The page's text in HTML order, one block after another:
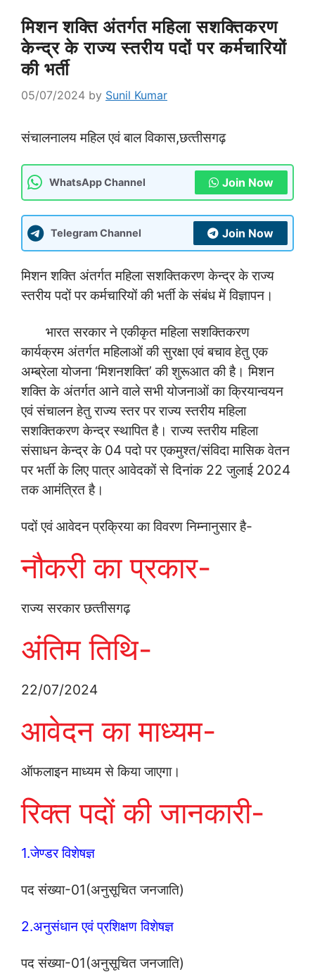
मिशन शक्ति अंतर्गत महिला सशक्तिकरण
केन्‍द्र के राज्‍य स्‍तरीय पदों पर कर्मचारियों
की भर्ती
05/07/2024 by Sunil Kumar
संचालनालय महिल एवं बाल विकास,छत्‍तीसगढ़
WhatsApp Channel Join Now
Telegram Channel Join Now
मिशन शक्ति अंतर्गत महिला सशक्तिकरण केन्‍द्र के राज्‍य
स्‍तरीय पदों पर कर्मचारियों की भर्ती के संबंध में विज्ञापन।
भारत सरकार ने एकीकृत महिला सशक्तिकरण
कार्यक्रम अंतर्गत महिलाओं की सुरक्षा एवं बचाव हेतु एक
अम्‍ब्रेला योजना ‘मिशनशक्ति’ की शुरूआत की है। मिशन
शक्ति के अंतर्गत आने वाले सभी योजनाओं का क्रियान्‍वयन
एवं संचालन हेतु राज्‍य स्‍तर पर राज्‍य स्‍तरीय महिला
सशक्तिकरण केन्‍द्र स्‍थापित है। राज्‍य स्‍तरीय महिला
संसाधन केन्‍द्र के 04 पदो पर एकमुश्‍त/संविदा मासिक वेतन
पर भर्ती के लिए पात्र आवेदकों से दिनांक 22 जुलाई 2024
तक आमंत्रित है।
पदों एवं आवेदन प्रक्रिया का विवरण निम्‍नानुसार है-
नौकरी का प्रकार-
राज्‍य सरकार छत्‍तीसगढ़
अंतिम तिथि-
22/07/2024
आवेदन का माध्‍यम-
ऑफलाइन माध्‍यम से किया जाएगा।
रिक्‍त पदों की जानकारी-
1.जेण्‍डर विशेषज्ञ
पद संख्‍या-01(अनुसूचित जनजाति)
2.अनुसंधान एवं प्रशिक्षण विशेषज्ञ
पद संख्‍या-01(अनुसूचित जनजाति)